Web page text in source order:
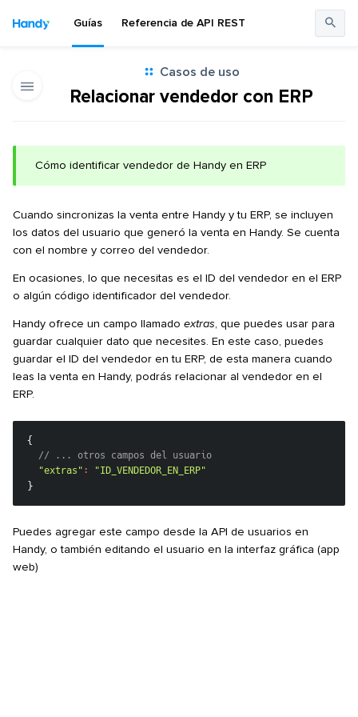
Guías Referencia de API REST
Casos de uso
Relacionar vendedor con ERP
Cómo identificar vendedor de Handy en ERP
Cuando sincronizas la venta entre Handy y tu ERP, se incluyen
los datos del usuario que generó la venta en Handy. Se cuenta
con el nombre y correo del vendedor.
En ocasiones, lo que necesitas es el ID del vendedor en el ERP
o algún código identificador del vendedor.
Handy ofrece un campo llamado extras, que puedes usar para
guardar cualquier dato que necesites. En este caso, puedes
guardar el ID del vendedor en tu ERP, de esta manera cuando
leas la venta en Handy, podrás relacionar al vendedor en el
ERP.
{
// ... otros campos del usuario
"extras":
"ID_VENDEDOR_EN_ERP"
}
Puedes agregar este campo desde la API de usuarios en
Handy, o también editando el usuario en la interfaz gráfica (app
web)